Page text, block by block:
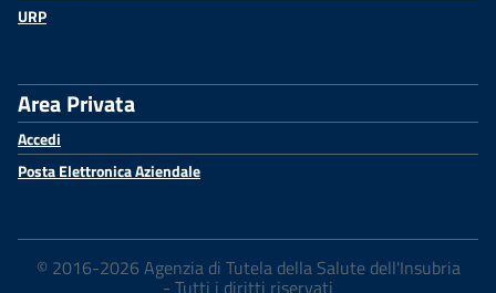
URP
Area Privata
Accedi
Posta Elettronica Aziendale
© 2016-2026 Agenzia di Tutela della Salute dell'Insubria
- Tutti i diritti riservati